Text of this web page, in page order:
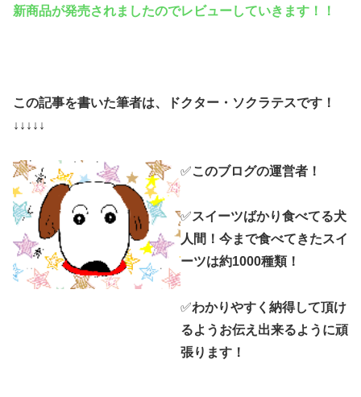
新商品が発売されましたのでレビューしていきます！！
この記事を書いた筆者は、ドクター・ソクラテスです！
↓↓↓↓↓
✅このブログの運営者！
✅スイーツばかり食べてる犬
人間！今まで食べてきたスイ
ーツは約1000種類！
✅わかりやすく納得して頂け
るようお伝え出来るように頑
張ります！